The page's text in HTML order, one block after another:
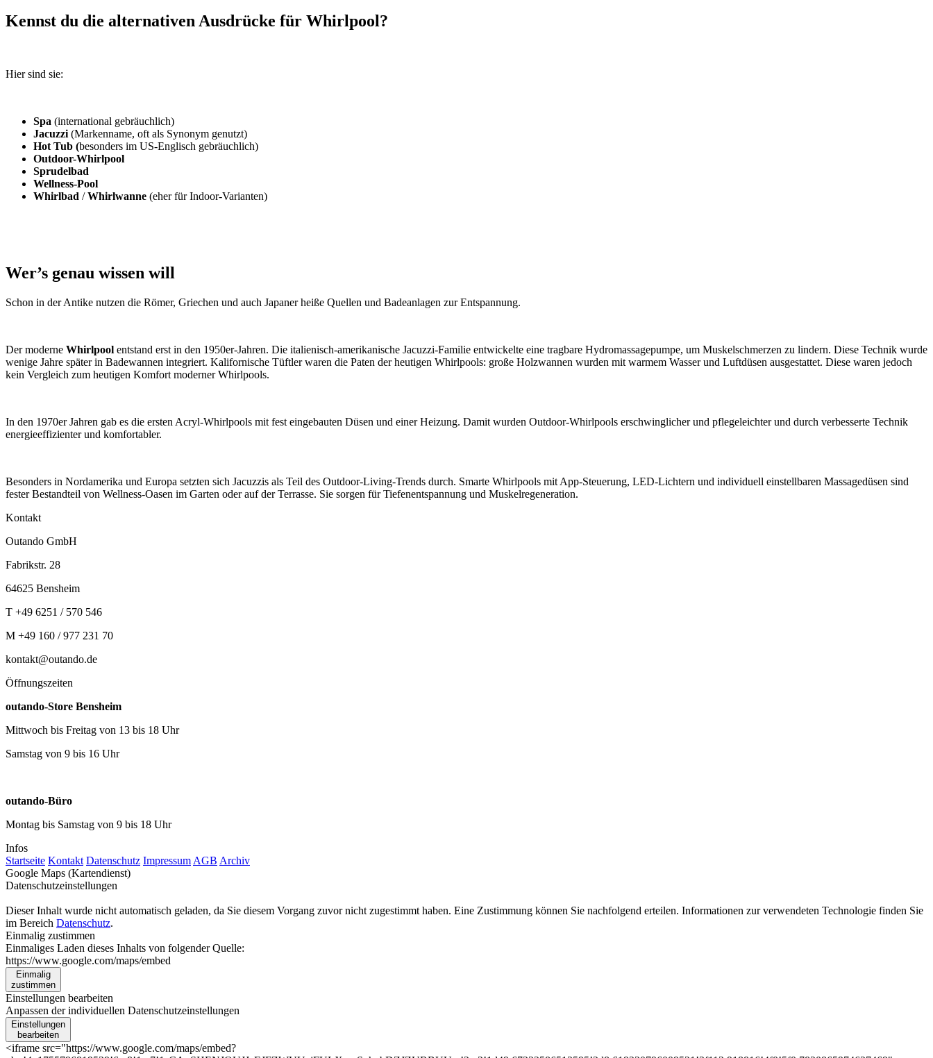
Kennst du die alternativen Ausdrücke für Whirlpool?
Hier sind sie:
Spa (international gebräuchlich)
Jacuzzi (Markenname, oft als Synonym genutzt)
Hot Tub (besonders im US-Englisch gebräuchlich)
Outdoor-Whirlpool
Sprudelbad
Wellness-Pool
Whirlbad /Whirlwanne (eher für Indoor-Varianten)
Wer’s genau wissen will
Schon in der Antike nutzen die Römer, Griechen und auch Japaner heiße Quellen und Badeanlagen zur Entspannung.
Der moderne Whirlpool entstand erst in den 1950er-Jahren. Die italienisch-amerikanische Jacuzzi-Familie entwickelte eine tragbare Hydromassagepumpe, um Muskelschmerzen zu lindern. Diese Technik wurde
wenige Jahre später in Badewannen integriert. Kalifornische Tüftler waren die Paten der heutigen Whirlpools: große Holzwannen wurden mit warmem Wasser und Luftdüsen ausgestattet. Diese waren jedoch
kein Vergleich zum heutigen Komfort moderner Whirlpools.
In den 1970er Jahren gab es die ersten Acryl-Whirlpools mit fest eingebauten Düsen und einer Heizung. Damit wurden Outdoor-Whirlpools erschwinglicher und pflegeleichter und durch verbesserte Technik
energieeffizienter und komfortabler.
Besonders in Nordamerika und Europa setzten sich Jacuzzis als Teil des Outdoor-Living-Trends durch. Smarte Whirlpools mit App-Steuerung, LED-Lichtern und individuell einstellbaren Massagedüsen sind
fester Bestandteil von Wellness-Oasen im Garten oder auf der Terrasse. Sie sorgen für Tiefenentspannung und Muskelregeneration.
Kontakt
Outando GmbH
Fabrikstr. 28
64625 Bensheim
T +49 6251 / 570 546
M +49 160 / 977 231 70
kontakt@outando.de
Öffnungszeiten
outando-Store Bensheim
Mittwoch bis Freitag von 13 bis 18 Uhr
Samstag von 9 bis 16 Uhr
outando-Büro
Montag bis Samstag von 9 bis 18 Uhr
Infos
Startseite Kontakt Datenschutz Impressum AGB Archiv
Google Maps (Kartendienst)
Datenschutzeinstellungen
Dieser Inhalt wurde nicht automatisch geladen, da Sie diesem Vorgang zuvor nicht zugestimmt haben. Eine Zustimmung können Sie nachfolgend erteilen. Informationen zur verwendeten Technologie finden Sie
im Bereich Datenschutz.
Einmalig zustimmen
Einmaliges Laden dieses Inhalts von folgender Quelle:
https://www.google.com/maps/embed
Einmalig
zustimmen
Einstellungen bearbeiten
Anpassen der individuellen Datenschutzeinstellungen
Einstellungen
bearbeiten
<iframe src="https://www.google.com/maps/embed?